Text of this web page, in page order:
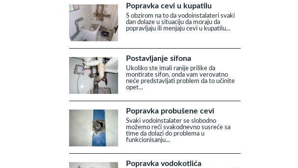
Popravka cevi u kupatilu
S obzirom na to da vodoinstalateri svaki
dan dolaze u situaciju da moraju da
popravljaju ili menjaju cevi u kupatilu...
Postavljanje sifona
Ukoliko ste imali ranije prilike da
montirate sifon, onda vam verovatno
neće predstavljati problem da to učinite
opet...
Popravka probušene cevi
Svaki vodoinstalater se slobodno
možemo reći svakodnevno susreće sa
time da dolazi do problema u
funkcionisanju...
Popravka vodokotlića